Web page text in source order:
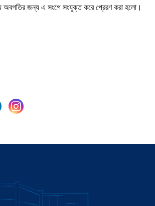
অবগতির জন্য এ সংগে সংযুক্ত করে প্রেরণ করা হলো।